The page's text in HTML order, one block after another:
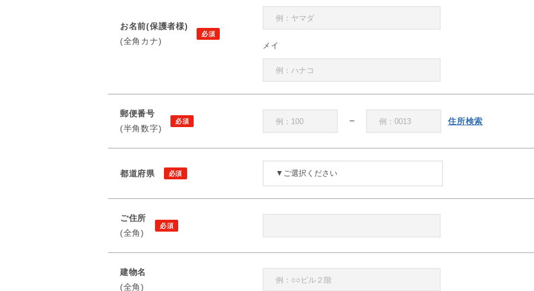
お名前(保護者様)
(全角カナ)
メイ
郵便番号
(半角数字)
− 住所検索
都道府県
ご住所
(全角)
建物名
(全角)